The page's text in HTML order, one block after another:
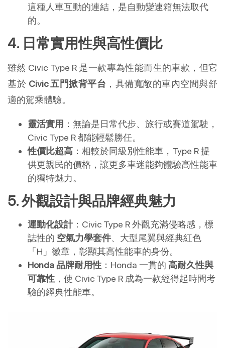
這種人車互動的連結，是自動變速箱無法取代
的。
4. 日常實用性與高性價比
雖然 Civic Type R 是一款專為性能而生的車款，但它
基於 Civic 五門掀背平台 ，具備寬敞的車內空間與舒
適的駕乘體驗。
靈活實用 ：無論是日常代步、旅行或賽道駕駛，
Civic Type R 都能輕鬆勝任。
性價比超高 ：相較於同級別性能車，Type R 提
供更親民的價格，讓更多車迷能夠體驗高性能車
的獨特魅力。
5. 外觀設計與品牌經典魅力
運動化設計：Civic Type R 外觀充滿侵略感，標
誌性的 空氣力學套件、大型尾翼與經典紅色
「H」徽章，彰顯其高性能車的身份。
Honda 品牌耐用性 ：Honda 一貫的 高耐久性與
可靠性 ，使 Civic Type R 成為一款經得起時間考
驗的經典性能車。